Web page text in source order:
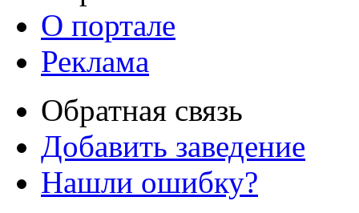
О портале
Реклама
Обратная связь
Добавить заведение
Нашли ошибку?